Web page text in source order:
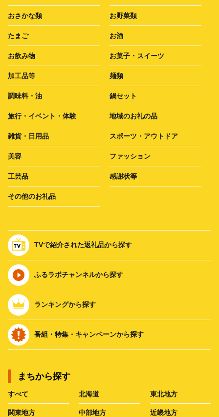
おさかな類 お野菜類
たまご お酒
お飲み物 お菓子・スイーツ
加工品等 麺類
調味料・油 鍋セット
旅行・イベント・体験 地域のお礼の品
雑貨・日用品 スポーツ・アウトドア
美容 ファッション
工芸品 感謝状等
その他のお礼品
TVで紹介された返礼品から探す
ふるラボチャンネルから探す
ランキングから探す
番組・特集・キャンペーンから探す
まちから探す
すべて 北海道 東北地方
関東地方 中部地方 近畿地方